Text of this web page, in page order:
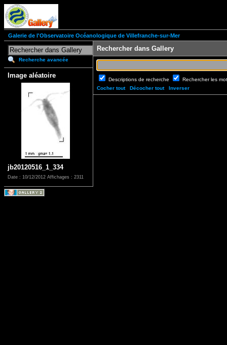
Galerie de l'Observatoire Océanologique de Villefranche-sur-Mer
Recherche avancée
Image aléatoire
jb20120516_1_334
Date : 10/12/2012 Affichages : 2311
Rechercher dans Gallery
Descriptions de recherche
Rechercher les
Cocher tout
Décocher tout Inverser